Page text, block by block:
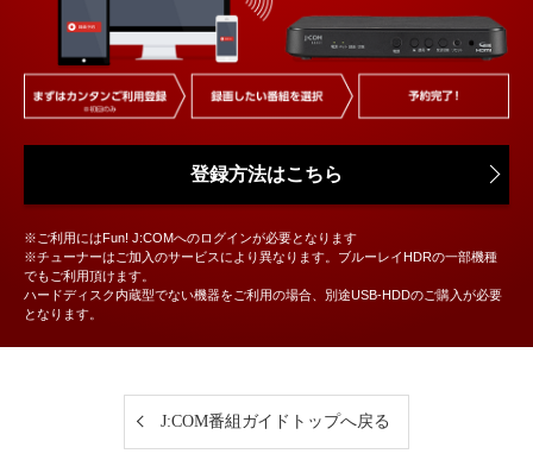
登録方法はこちら
※ご利用にはFun! J:COMへのログインが必要となります
※チューナーはご加入のサービスにより異なります。ブルーレイHDRの一部機種
でもご利用頂けます。
ハードディスク内蔵型でない機器をご利用の場合、別途USB-HDDのご購入が必要
となります。
J:COM番組ガイドトップへ戻る